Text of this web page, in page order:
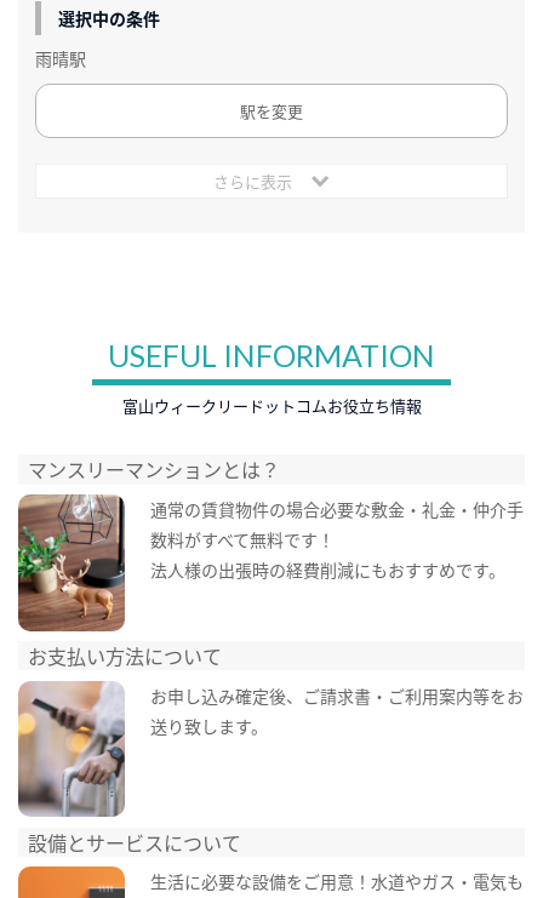
選択中の条件
雨晴駅
駅を変更
さらに表示
USEFUL INFORMATION
富山ウィークリードットコムお役立ち情報
マンスリーマンションとは？
通常の賃貸物件の場合必要な敷金・礼金・仲介手
数料がすべて無料です！
法人様の出張時の経費削減にもおすすめです。
お支払い方法について
お申し込み確定後、ご請求書・ご利用案内等をお
送り致します。
設備とサービスについて
生活に必要な設備をご用意！水道やガス・電気も